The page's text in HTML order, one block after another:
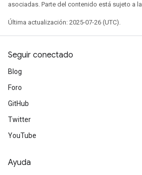
asociadas. Parte del contenido está sujeto a la
Última actualización: 2025-07-26 (UTC).
Seguir conectado
Blog
Foro
GitHub
Twitter
YouTube
Ayuda